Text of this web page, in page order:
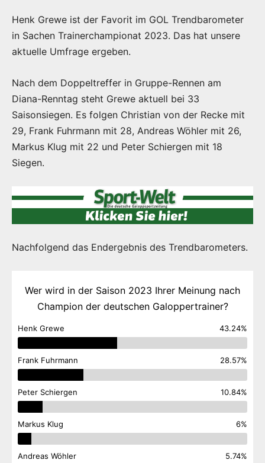
Henk Grewe ist der Favorit im GOL Trendbarometer
in Sachen Trainerchampionat 2023. Das hat unsere
aktuelle Umfrage ergeben.
Nach dem Doppeltreffer in Gruppe-Rennen am
Diana-Renntag steht Grewe aktuell bei 33
Saisonsiegen. Es folgen Christian von der Recke mit
29, Frank Fuhrmann mit 28, Andreas Wöhler mit 26,
Markus Klug mit 22 und Peter Schiergen mit 18
Siegen.
Nachfolgend das Endergebnis des Trendbarometers.
Wer wird in der Saison 2023 Ihrer Meinung nach
Champion der deutschen Galoppertrainer?
Henk Grewe 43.24%
Frank Fuhrmann 28.57%
Peter Schiergen 10.84%
Markus Klug 6%
Andreas Wöhler 5.74%